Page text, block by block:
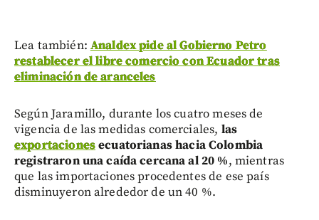
Lea también: Analdex pide al Gobierno Petro
restablecer el libre comercio con Ecuador tras
eliminación de aranceles
Según Jaramillo, durante los cuatro meses de
vigencia de las medidas comerciales, las
exportacionesecuatorianas hacia Colombia
registraron una caída cercana al 20 %, mientras
que las importaciones procedentes de ese país
disminuyeron alrededor de un 40 %.